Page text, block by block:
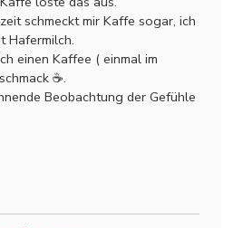
schmeckt mir Kaffe sogar, ich
Hafermilch.
einen Kaffee ( einmal im
☕️.
Beobachtung der Gefühle